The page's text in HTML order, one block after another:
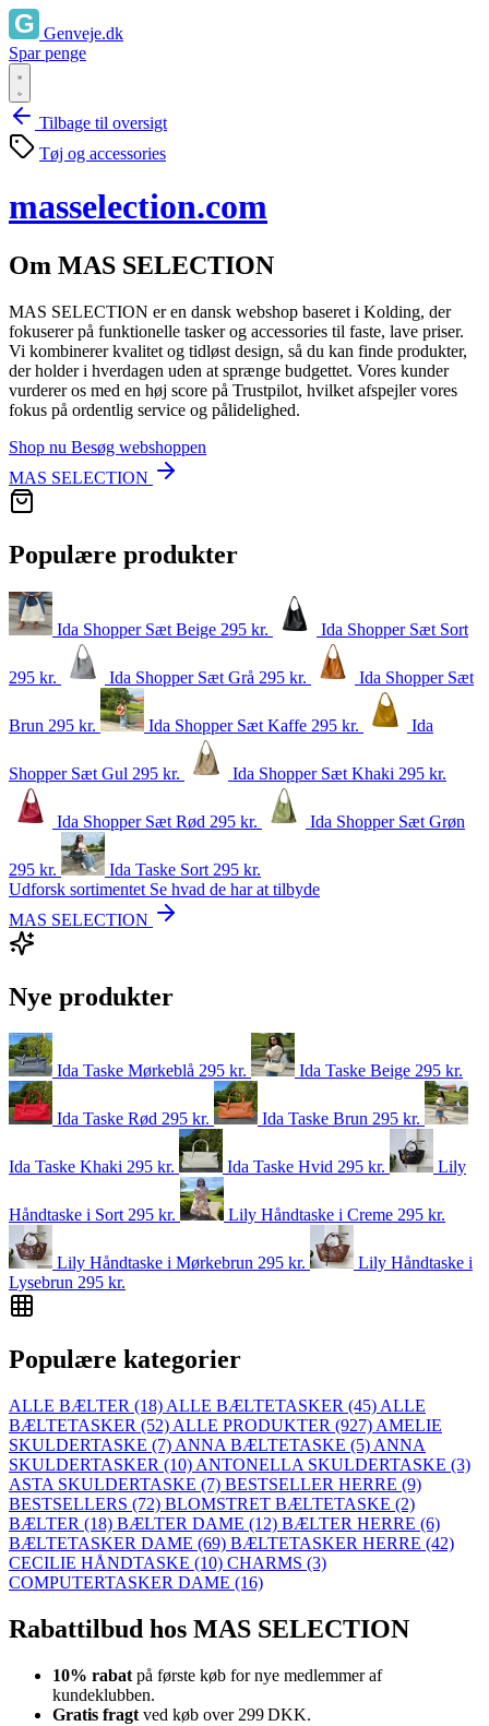
Genveje.dk
Spar penge
Tilbage til oversigt
Tøj og accessories
masselection.com
Om MAS SELECTION
MAS SELECTION er en dansk webshop baseret i Kolding, der
fokuserer på funktionelle tasker og accessories til faste, lave priser.
Vi kombinerer kvalitet og tidløst design, så du kan finde produkter,
der holder i hverdagen uden at sprænge budgettet. Vores kunder
vurderer os med en høj score på Trustpilot, hvilket afspejler vores
fokus på ordentlig service og pålidelighed.
Shop nu Besøg webshoppen
MAS SELECTION
Populære produkter
Ida Shopper Sæt Beige 295 kr. Ida Shopper Sæt Sort
295 kr. Ida Shopper Sæt Grå 295 kr. Ida Shopper Sæt
Brun 295 kr. Ida Shopper Sæt Kaffe 295 kr. Ida
Shopper Sæt Gul 295 kr. Ida Shopper Sæt Khaki 295 kr.
Ida Shopper Sæt Rød 295 kr. Ida Shopper Sæt Grøn
295 kr. Ida Taske Sort 295 kr.
Udforsk sortimentet Se hvad de har at tilbyde
MAS SELECTION
Nye produkter
Ida Taske Mørkeblå 295 kr. Ida Taske Beige 295 kr.
Ida Taske Rød 295 kr. Ida Taske Brun 295 kr.
Ida Taske Khaki 295 kr. Ida Taske Hvid 295 kr. Lily
Håndtaske i Sort295 kr. Lily Håndtaske i Creme 295 kr.
Lily Håndtaske i Mørkebrun 295 kr.
Lily Håndtaske i
Lysebrun 295 kr.
Populære kategorier
ALLE BÆLTER (18) ALLE BÆLTETASKER (45) ALLE
BÆLTETASKER (52) ALLE PRODUKTER (927) AMELIE
SKULDERTASKE (7) ANNA BÆLTETASKE (5) ANNA
SKULDERTASKER (10) ANTONELLA SKULDERTASKE (3)
ASTA SKULDERTASKE (7) BESTSELLER HERRE (9)
BESTSELLERS (72) BLOMSTRET BÆLTETASKE (2)
BÆLTER (18) BÆLTER DAME (12) BÆLTER HERRE (6)
BÆLTETASKER DAME (69) BÆLTETASKER HERRE (42)
CECILIE HÅNDTASKE (10) CHARMS (3)
COMPUTERTASKER DAME (16)
Rabattilbud hos MAS SELECTION
10% rabat på første køb for nye medlemmer af
kundeklubben.
Gratis fragt ved køb over 299 DKK.